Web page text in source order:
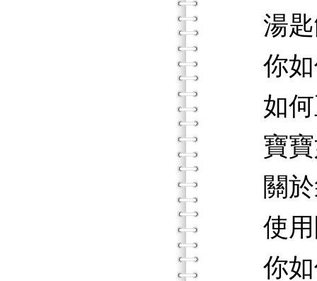
湯匙
你如
如何
寶寶
關於
使用
你如